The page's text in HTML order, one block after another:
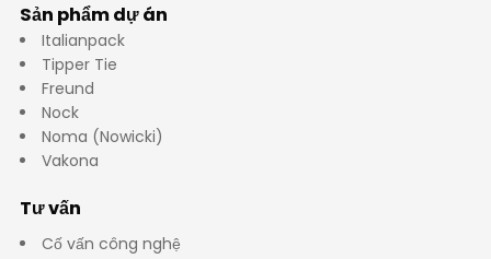
Sản phẩm dự án
Italianpack
Tipper Tie
Freund
Nock
Noma (Nowicki)
Vakona
Tư vấn
Cố vấn công nghệ